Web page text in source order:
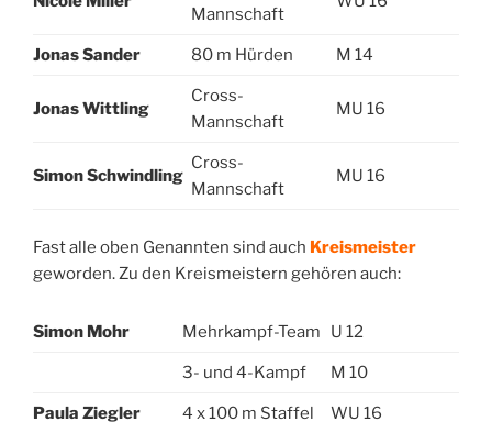
Mannschaft
Jonas Sander 80 m Hürden M 14
Jonas Wittling
Cross-
Mannschaft
MU 16
Simon Schwindling
Cross-
Mannschaft
MU 16
Fast alle oben Genannten sind auch Kreismeister
geworden. Zu den Kreismeistern gehören auch:
Simon Mohr Mehrkampf-Team U 12
3- und 4-Kampf M 10
Paula Ziegler 4 x 100 m Staffel WU 16